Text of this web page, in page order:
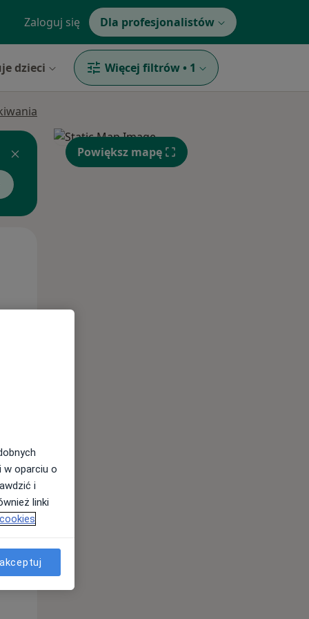
Zaloguj się Dla profesjonalistów
dzieci Więcej filtrów • 1
Pon,
10 Sie
Powiększ mapę
w oparciu o
i
linki